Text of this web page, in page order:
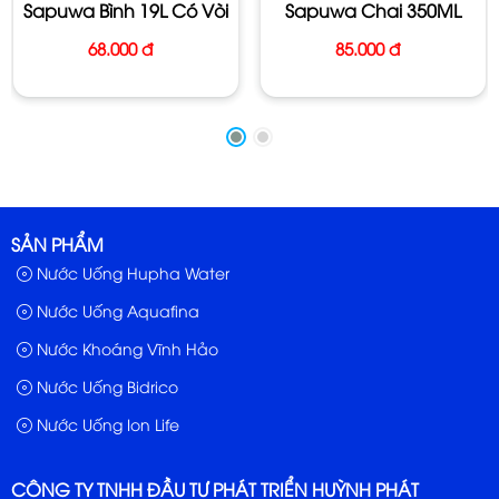
SQF2000 và chứng nhận sản phẩm chất lượng từ U.S.
Nước uống đóng chai sapuwa 500ml được bảo quản
như thế nào và thùng bao nhiêu chai ?
- Tên SP: Nước uống Sapuwa
- Dung Tích: chai 500ml
Sapuwa Bình 19L Có Vòi
68.000 đ
Sapuwa Chai 350ML
85.000 đ
CÔNG TY TNHH ĐẦU TƯ PHÁT TRIỂN HUỲNH PHÁT
SẢN PHẨM
Nước Uống Hupha Water
Nước Uống Aquafina
Nước Khoáng Vĩnh Hảo
Nước Uống Bidrico
Nước Uống Ion Life